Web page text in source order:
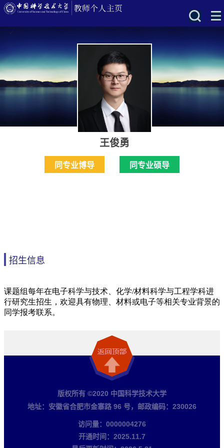
王俊勇
同专业博导 同专业硕导
招生信息
版权所有 ©2020 中国科学技术大学
地址：安徽省合肥市金寨路 96 号，邮政编码：230026
访问量： 0000004276
开通时间： 2025.11.7